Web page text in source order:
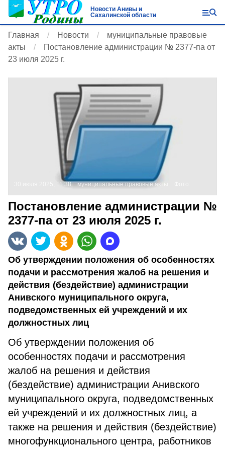
Новости Анивы и
Сахалинской области
Главная Новости
муниципальные правовые
акты
Постановление администрации № 2377-па от
23 июля 2025 г.
30 июля 2025, 11:38 муниципальные правовые акты
Постановление администрации №
2377-па от 23 июля 2025 г.
Об утверждении положения об особенностях
подачи и рассмотрения жалоб на решения и
действия (бездействие) администрации
Анивского муниципального округа,
подведомственных ей учреждений и их
должностных лиц
Об утверждении положения об
особенностях подачи и рассмотрения
жалоб на решения и действия
(бездействие) администрации Анивского
муниципального округа, подведомственных
ей учреждений и их должностных лиц, а
также на решения и действия (бездействие)
многофункционального центра, работников